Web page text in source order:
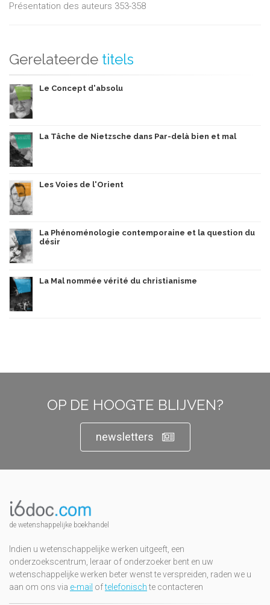
Présentation des auteurs 353-358
Gerelateerde titels
Le Concept d'absolu
La Tâche de Nietzsche dans Par-delà bien et mal
Les Voies de l'Orient
La Phénoménologie contemporaine et la question du
désir
La Mal nommée vérité du christianisme
OP DE HOOGTE BLIJVEN?
newsletters
de wetenshappelijke boekhandel
Indien u wetenschappelijke werken uitgeeft, een
onderzoekscentrum, leraar of onderzoeker bent en uw
wetenschappelijke werken beter wenst te verspreiden, raden we u
aan om ons via e-mail oftelefonischte contacteren